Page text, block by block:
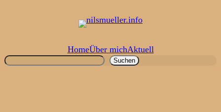
HomeÜber michAktuell
Suchen
Suchen